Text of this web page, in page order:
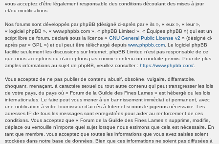
vous acceptez d’être légalement responsable des conditions découlant des mises à jour
et/ou modifications.
Nos forums sont développés par phpBB (désigné ci-après par « ils », « eux », « leur »,
« logiciel phpBB », « www.phpbb.com », « phpBB Limited », « Équipes phpBB ») qui est un
script libre de forum, déclaré sous la licence « GNU General Public License v2 » (désigné ci-
après par « GPL ») et qui peut être téléchargé depuis www.phpbb.com . Le logiciel phpBB
facilite seulement les discussions sur Internet. phpBB Limited n’est pas responsable de ce
que nous acceptons ou n’acceptons pas comme contenu ou conduite permis. Pour de plus
amples informations au sujet de phpBB, veuillez consulter : https://www.phpbb.com/
Vous acceptez de ne pas publier de contenu abusif, obscène, vulgaire, diffamatoire,
choquant, menaçant, à caractère sexuel ou tout autre contenu qui peut transgresser les lois
de votre pays, du pays où « Forum de la Guilde des Fines Lames » est hébergé ou les lois
internationales. Le faire peut vous mener à un bannissement immédiat et permanent, avec
une notification à votre fournisseur d’accès à Internet si nous le jugeons nécessaire. Les
adresses IP de tous les messages sont enregistrées pour aider au renforcement de ces
conditions. Vous acceptez que « Forum de la Guilde des Fines Lames » supprime, modifie,
déplace ou verrouille n’importe quel sujet lorsque nous estimons que cela est nécessaire. En
tant que membre, vous acceptez que toutes les informations que vous avez saisies soient
stockées dans notre base de données. Bien que ces informations ne soient pas diffusées à